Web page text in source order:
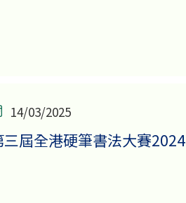
14/03/2025
三屆全港硬筆書法大賽2024